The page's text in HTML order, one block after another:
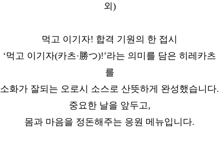
외)
먹고 이기자! 합격 기원의 한 접시
‘먹고 이기자(카츠·勝つ)!’라는 의미를 담은 히레카츠
를
소화가 잘되는 오로시 소스로 산뜻하게 완성했습니다.
중요한 날을 앞두고,
몸과 마음을 정돈해주는 응원 메뉴입니다.